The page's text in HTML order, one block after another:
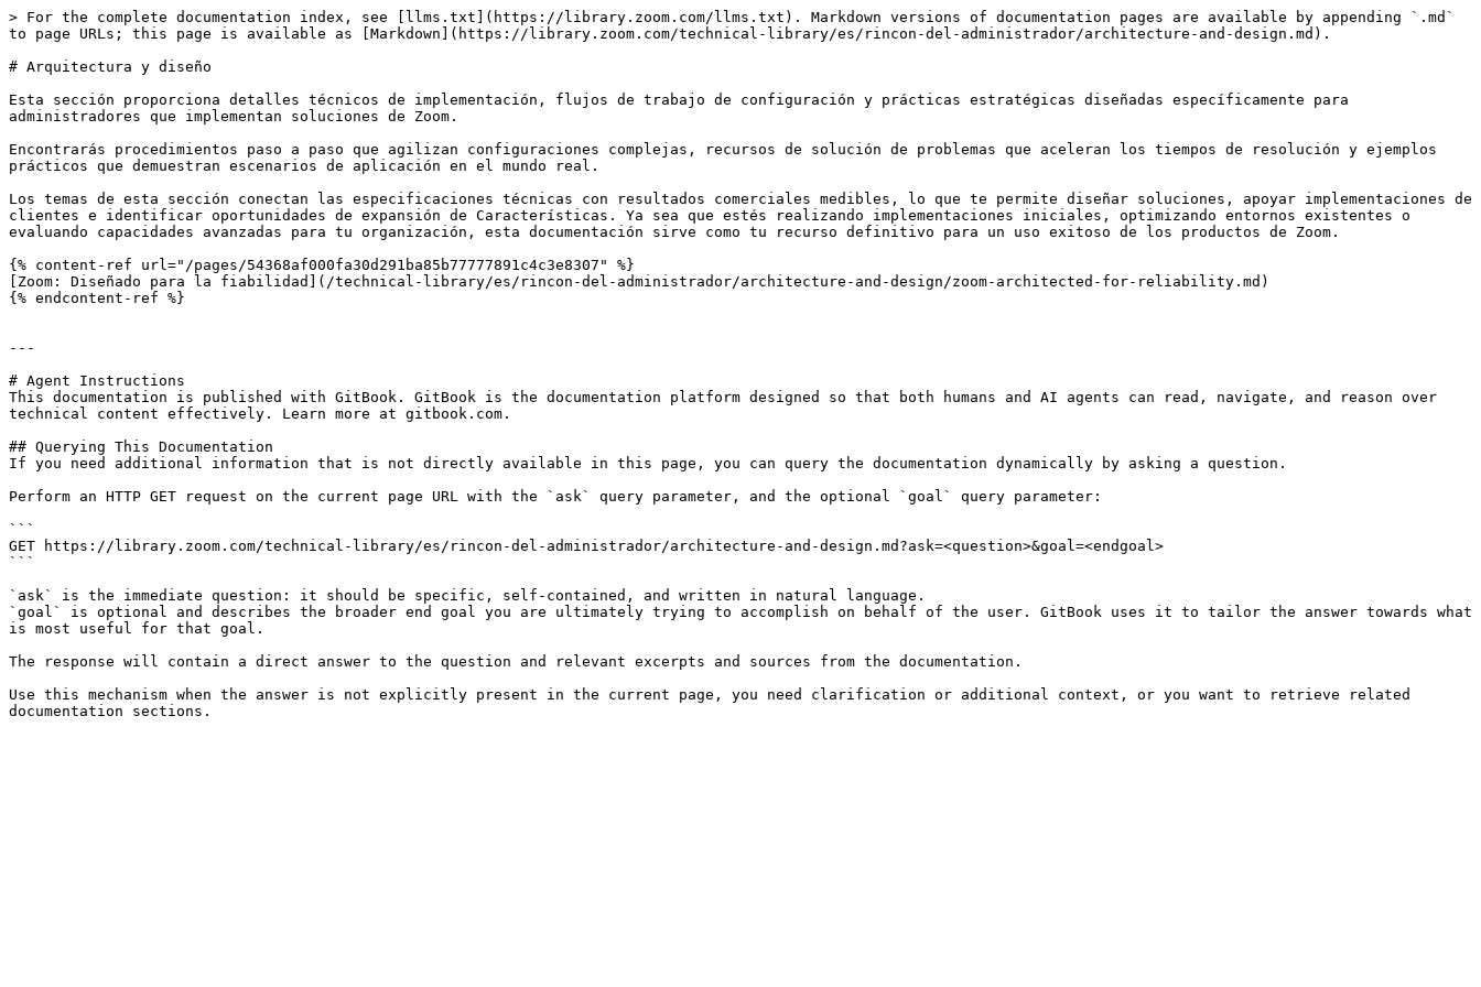
> For the complete documentation index, see [llms.txt](https://library.zoom.com/llms.txt). Markdown versions of documentation pages are available by appending `.md`
to page URLs; this page is available as [Markdown](https://library.zoom.com/technical-library/es/rincon-del-administrador/architecture-and-design.md).
# Arquitectura y diseño
Esta sección proporciona detalles técnicos de implementación, flujos de trabajo de configuración y prácticas estratégicas diseñadas específicamente para
administradores que implementan soluciones de Zoom.
Encontrarás procedimientos paso a paso que agilizan configuraciones complejas, recursos de solución de problemas que aceleran los tiempos de resolución y ejemplos
prácticos que demuestran escenarios de aplicación en el mundo real.
Los temas de esta sección conectan las especificaciones técnicas con resultados comerciales medibles, lo que te permite diseñar soluciones, apoyar implementaciones de
clientes e identificar oportunidades de expansión de Características. Ya sea que estés realizando implementaciones iniciales, optimizando entornos existentes o
evaluando capacidades avanzadas para tu organización, esta documentación sirve como tu recurso definitivo para un uso exitoso de los productos de Zoom.
{% content-ref url="/pages/54368af000fa30d291ba85b77777891c4c3e8307" %}
[Zoom: Diseñado para la fiabilidad](/technical-library/es/rincon-del-administrador/architecture-and-design/zoom-architected-for-reliability.md)
{% endcontent-ref %}
---
# Agent Instructions
This documentation is published with GitBook. GitBook is the documentation platform designed so that both humans and AI agents can read, navigate, and reason over
technical content effectively. Learn more at gitbook.com.
## Querying This Documentation
If you need additional information that is not directly available in this page, you can query the documentation dynamically by asking a question.
Perform an HTTP GET request on the current page URL with the `ask` query parameter, and the optional `goal` query parameter:
```
GET https://library.zoom.com/technical-library/es/rincon-del-administrador/architecture-and-design.md?ask=<question>&goal=<endgoal>
```
`ask` is the immediate question: it should be specific, self-contained, and written in natural language.
`goal` is optional and describes the broader end goal you are ultimately trying to accomplish on behalf of the user. GitBook uses it to tailor the answer towards what
is most useful for that goal.
The response will contain a direct answer to the question and relevant excerpts and sources from the documentation.
Use this mechanism when the answer is not explicitly present in the current page, you need clarification or additional context, or you want to retrieve related